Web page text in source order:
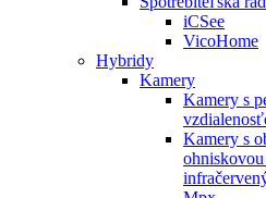
iCSee
VicoHome
Hybridy
Kamery
Kamery s
Kamery s